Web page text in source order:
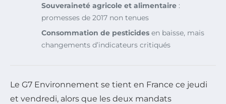
Souveraineté agricole et alimentaire :
promesses de 2017 non tenues
Consommation de pesticides en baisse, mais
changements d’indicateurs critiqués
Le G7 Environnement se tient en France ce jeudi
et vendredi, alors que les deux mandats